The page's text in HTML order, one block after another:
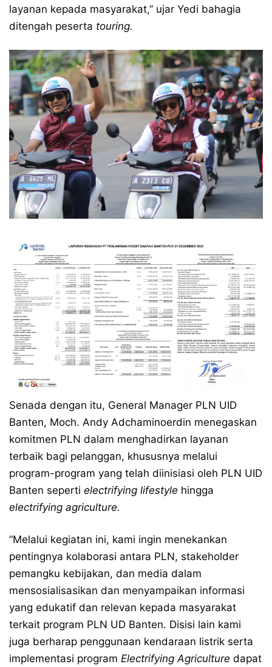
layanan kepada masyarakat,” ujar Yedi bahagia
ditengah peserta touring.
Senada dengan itu, General Manager PLN UID
Banten, Moch. Andy Adchaminoerdin menegaskan
komitmen PLN dalam menghadirkan layanan
terbaik bagi pelanggan, khususnya melalui
program-program yang telah diinisiasi oleh PLN UID
Banten seperti electrifying lifestyle hingga
electrifying agriculture.
“Melalui kegiatan ini, kami ingin menekankan
pentingnya kolaborasi antara PLN, stakeholder
pemangku kebijakan, dan media dalam
mensosialisasikan dan menyampaikan informasi
yang edukatif dan relevan kepada masyarakat
terkait program PLN UD Banten. Disisi lain kami
juga berharap penggunaan kendaraan listrik serta
implementasi program Electrifying Agriculture dapat